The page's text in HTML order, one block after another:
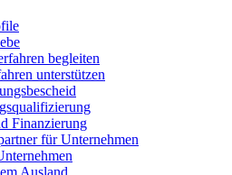
begleiten
unterstützen
Finanzierung
für Unternehmen
Ausland